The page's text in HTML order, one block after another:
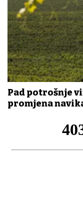
Pad potrošnje
promjena